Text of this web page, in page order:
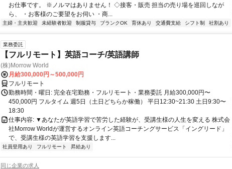
お仕事です。 ※ノルマはありません！ ◇接客・販売 担当の売り場を巡回しなが
ら、 ・お客様のご要望をお伺い ・商...
主婦・主夫歓迎 未経験者歓迎 制服貸与 ブランクOK 育休あり 交通費支給 シフト制 社割あり
業務委託
【フルリモート】英語コーチ/英語講師
(株)Morrow World
月給300,000円～500,000円
フルリモート
勤務時間・曜日: 完全在宅勤務・フルリモート・業務委託 月給300,000円〜
450,000円 フルタイム 週5日（土日どちらか稼働） 平日12:30~21:30 土日9:30〜
18:30
仕事内容: ▼あなたが英語学習で苦労した経験が、受講生様の人生を変える 株式会
社Morrow Worldが運営するオンライン英語コーチングサービス「イングリード」
で、受講生様の英語学習を支援します...
社員登用あり フルリモート 昇給あり
同じ企業の求人